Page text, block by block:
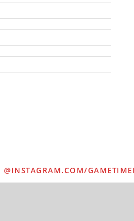
@INSTAGRAM.COM/